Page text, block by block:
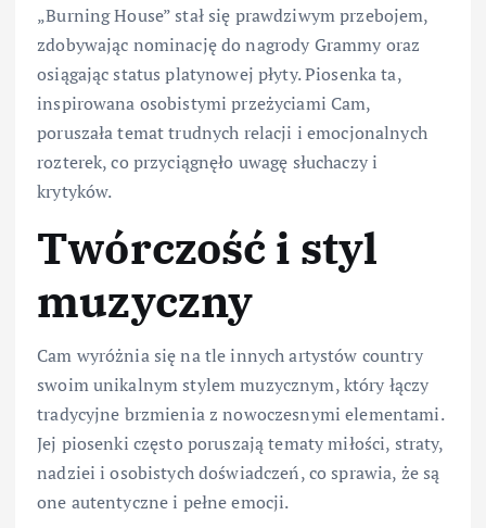
„Burning House” stał się prawdziwym przebojem,
zdobywając nominację do nagrody Grammy oraz
osiągając status platynowej płyty. Piosenka ta,
inspirowana osobistymi przeżyciami Cam,
poruszała temat trudnych relacji i emocjonalnych
rozterek, co przyciągnęło uwagę słuchaczy i
krytyków.
Twórczość i styl
muzyczny
Cam wyróżnia się na tle innych artystów country
swoim unikalnym stylem muzycznym, który łączy
tradycyjne brzmienia z nowoczesnymi elementami.
Jej piosenki często poruszają tematy miłości, straty,
nadziei i osobistych doświadczeń, co sprawia, że są
one autentyczne i pełne emocji.